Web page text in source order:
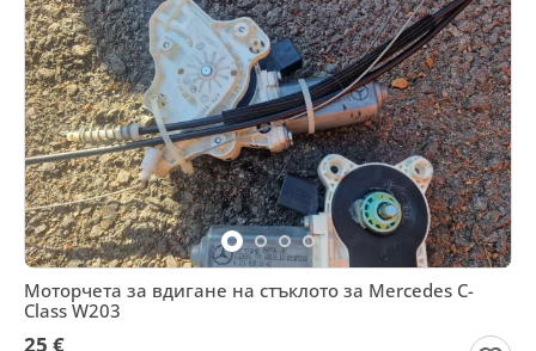
Моторчета за вдигане на стъклото за Mercedes C-
Class W203
25 €